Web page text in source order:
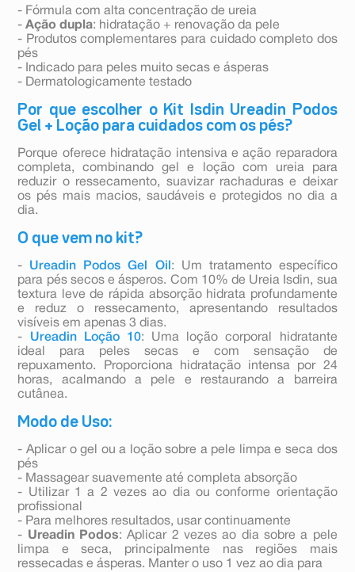
- Fórmula com alta concentração de ureia
-Ação dupla: hidratação + renovação da pele
- Produtos complementares para cuidado completo dos
pés
- Indicado para peles muito secas e ásperas
- Dermatologicamente testado
Por que escolher o Kit Isdin Ureadin Podos
Gel + Loção para cuidados com os pés?
Porque oferece hidratação intensiva e ação reparadora
completa, combinando gel e loção com ureia para
reduzir o ressecamento, suavizar rachaduras e deixar
os pés mais macios, saudáveis e protegidos no dia a
dia.
O que vem no kit?
- Ureadin Podos Gel Oil : Um tratamento específico
para pés secos e ásperos. Com 10% de Ureia Isdin, sua
textura leve de rápida absorção hidrata profundamente
e reduz o ressecamento, apresentando resultados
visíveis em apenas 3 dias.
-
Ureadin Loção 10: Uma loção corporal hidratante
ideal para peles secas e com sensação de
repuxamento. Proporciona hidratação intensa por 24
horas, acalmando a pele e restaurando a barreira
cutânea.
Modo de Uso:
- Aplicar o gel ou a loção sobre a pele limpa e seca dos
pés
- Massagear suavemente até completa absorção
- Utilizar 1 a 2 vezes ao dia ou conforme orientação
profissional
- Para melhores resultados, usar continuamente
- Ureadin Podos: Aplicar 2 vezes ao dia sobre a pele
limpa e seca, principalmente nas regiões mais
ressecadas e ásperas. Manter o uso 1 vez ao dia para